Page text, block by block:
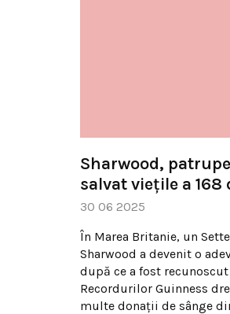
Sharwood,
salvat viețile a 168
30 06 2025
În Marea Britanie, un
Sharwood a devenit o
după ce a fost
Recordurilor Guinness
multe donații de sânge